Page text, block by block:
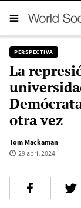
PERSPECTIVA
La
otra vez
Tom Mackaman
29 abril 2024